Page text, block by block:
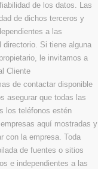
de los datos. Las
de dichos terceros y
a las
Si tiene alguna
le invitamos a
Cliente
de contactar disponible
asegurar que todas las
los teléfonos estén
aquí mostradas y
con la empresa. Toda
de fuentes o sitios
e independientes a las